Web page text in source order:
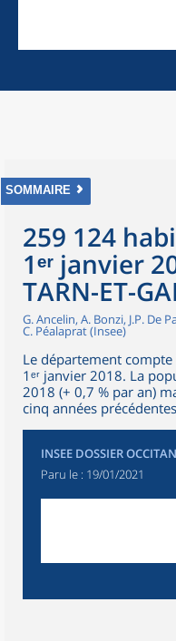
SOMMAIRE
259 124
1ᵉʳ janvier
TARN-ET-
G. Ancelin, A. Bonzi, J.P. De
C. Péalaprat (Insee)
Le département
1ᵉʳ janvier 2018. La
2018 (+ 0,7 % par an)
cinq années
INSEE DOSSIER
Paru le : 19/01/2021